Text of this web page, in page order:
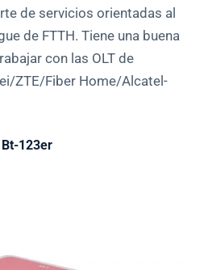
de servicios orientadas al
de FTTH. Tiene una buena
con las OLT de
ZTE/Fiber Home/Alcatel-
Bt-123er